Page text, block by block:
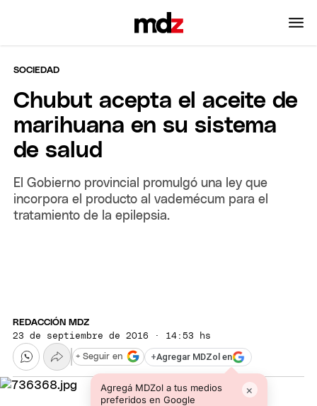
SOCIEDAD
Chubut acepta el aceite de
marihuana en su sistema
de salud
El Gobierno provincial promulgó una ley que
incorpora el producto al vademécum para el
tratamiento de la epilepsia.
REDACCIÓN MDZ
23 de septiembre de 2016 · 14:53 hs
+Agregar MDZol en
Agregá MDZol a tus medios
preferidos en Google
×
+ Seguir en